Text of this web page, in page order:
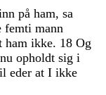
på ham, sa
femti mann
ham ikke. 18 Og
opholdt sig i
eder at I ikke